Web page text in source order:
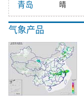
青岛 晴
气象产品